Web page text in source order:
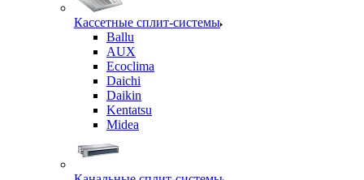
Кассетные сплит-системы
Ballu
AUX
Ecoclima
Daichi
Daikin
Kentatsu
Midea